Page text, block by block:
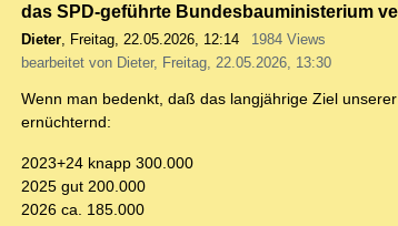
das SPD-geführte Bundesbauministerium
Dieter, Freitag, 22.05.2026, 12:14
1984 Views
bearbeitet von Dieter, Freitag, 22.05.2026, 13:30
Wenn man bedenkt, daß das langjährige Ziel
ernüchternd:
2023+24 knapp 300.000
2025 gut 200.000
2026 ca. 185.000